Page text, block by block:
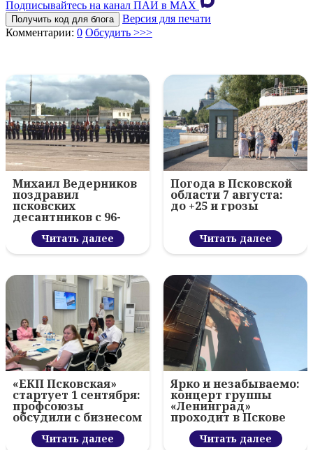
Подписывайтесь на канал ПАИ в MAХ
Получить код для блога
Версия для печати
Комментарии: 0 Обсудить >>>
Михаил Ведерников
поздравил
псковских
десантников с 96-
летием ВДВ и
вручил награды
Читать далее
Погода в Псковской
области 7 августа:
до +25 и грозы
Читать далее
«ЕКП Псковская»
стартует 1 сентября:
профсоюзы
обсудили с бизнесом
новый цифровой
проектЧитать далее
Ярко и незабываемо:
концерт группы
«Ленинград»
проходит в Пскове
Читать далее